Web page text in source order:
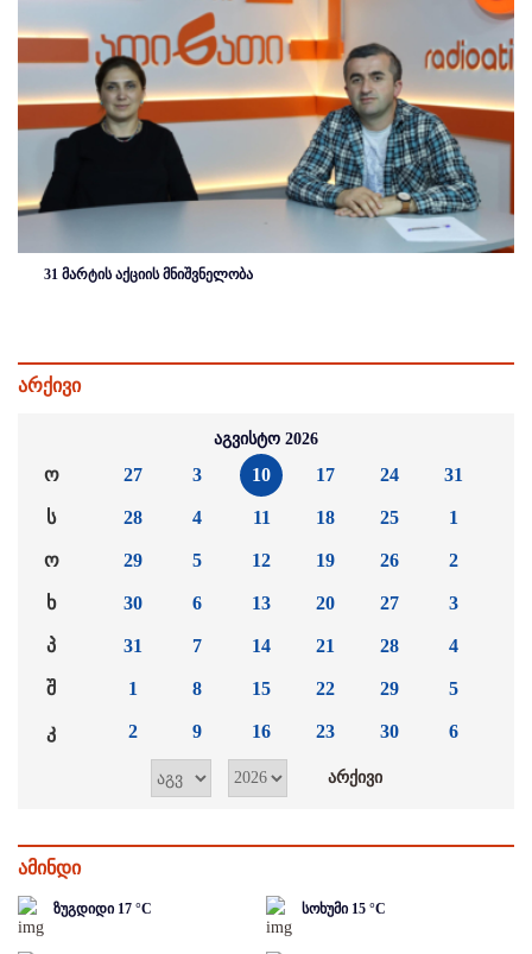
31 მარტის აქციის მნიშვნელობა
არქივი
აგვისტო 2026
ო
ს
ო
ხ
პ
შ
კ
27
28
29
30
31
1
2
3
4
5
6
7
8
9
10
11
12
13
14
15
16
17
18
19
20
21
22
23
24
25
26
27
28
29
30
31
1
2
3
4
5
6
ამინდი
ზუგდიდი 17 °C სოხუმი 15 °C